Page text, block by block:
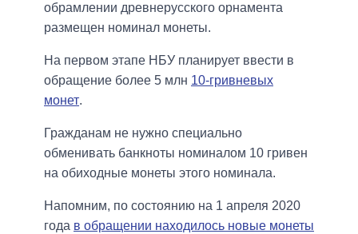
обрамлении древнерусского орнамента
размещен номинал монеты.
На первом этапе НБУ планирует ввести в
обращение более 5 млн 10-гривневых
монет.
Гражданам не нужно специально
обменивать банкноты номиналом 10 гривен
на обиходные монеты этого номинала.
Напомним, по состоянию на 1 апреля 2020
года в обращении находилось новые монеты